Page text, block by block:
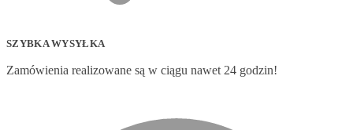
SZYBKA WYSYŁKA
Zamówienia realizowane są w ciągu nawet 24 godzin!